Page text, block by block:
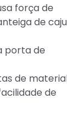
força de
de caju
porta de
de
de